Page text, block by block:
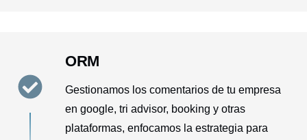
ORM
Gestionamos los comentarios de tu empresa
en google, tri advisor, booking y otras
plataformas, enfocamos la estrategia para